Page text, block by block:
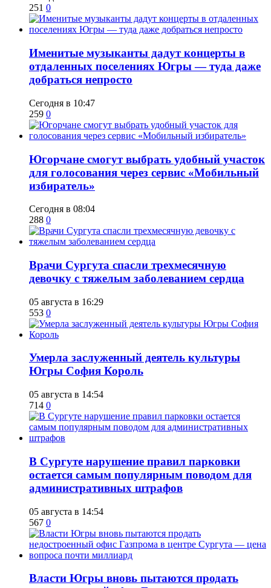
251 0
Именитые музыканты дадут концерты в
отдаленных поселениях Югры — туда даже
добраться непросто
Сегодня в 10:47
259 0
Югорчане смогут выбрать удобный участок
для голосования через сервис «Мобильный
избиратель»
Сегодня в 08:04
288 0
​Врачи Сургута спасли трехмесячную
девочку с тяжелым заболеванием сердца
05 августа в 16:29
553 0
​Умерла заслуженный деятель культуры
Югры София Король
05 августа в 14:54
714 0
В Сургуте нарушение правил парковки
остается самым популярным поводом для
административных штрафов
05 августа в 14:54
567 0
Власти Югры вновь пытаются продать